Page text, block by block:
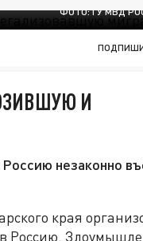
ФОТО: ГУ МВД
И
незаконно
края
Россию.